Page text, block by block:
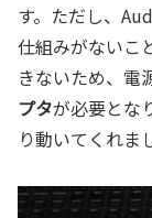
す。ただし、
仕組みがないこ
きないため、電
プタが必要とな
り動いてくれま